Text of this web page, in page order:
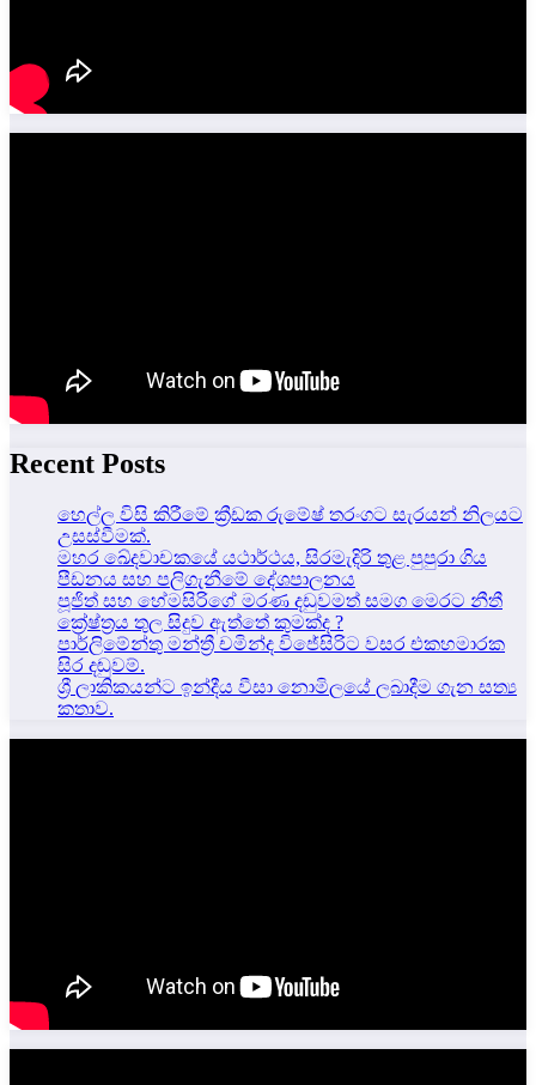
Recent Posts
හෙල්ල විසි කිරීමේ ක්‍රීඩක රුමේෂ් තරංගට සැරයන් නිලයට
උසස්වීමක්.
මහර ඛේදවාචකයේ යථාර්ථය, සිරමැදිරි තුළ පුපුරා ගිය
පීඩනය සහ පලිගැනීමේ දේශපාලනය
පූජිත් සහ හේමසිරිගේ මරණ දඩුවමත් සමග මෙරට නීතී
ක්‍රේෂ්ත්‍රය තුල සිදුව ඇත්තේ කුමක්ද ?
පාර්ලිමේන්තු මන්ත්‍රී චමින්ද විජේසිරිට වසර එකහමාරක
සිර දඬුවම්.
ශ්‍රී ලාකිකයන්ට ඉන්දීය වීසා නොමිලයේ ලබාදීම ගැන සත්‍ය
කතාව.